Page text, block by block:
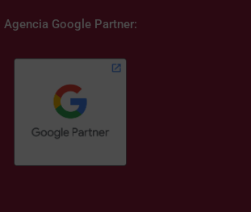
Agencia Google Partner: